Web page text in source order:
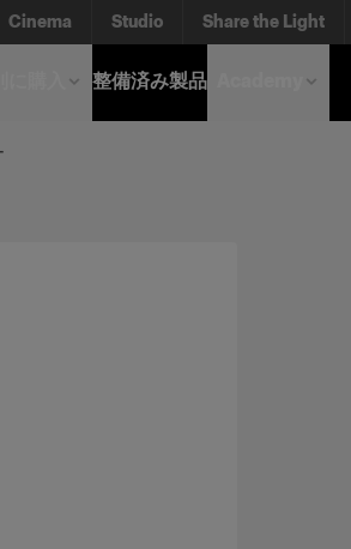
Cinema Studio Share the Light
整備済み製品